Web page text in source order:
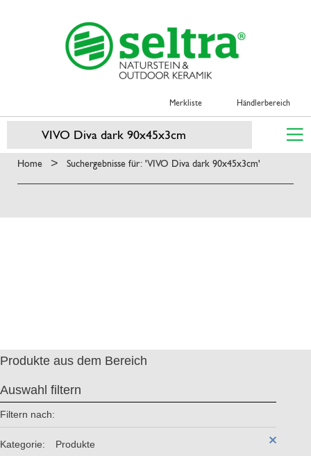
Merkliste Händlerbereich
Home > Suchergebnisse für: 'VIVO Diva dark 90x45x3cm'
Produkte aus dem Bereich
Auswahl filtern
Filtern nach:
Kategorie: Produkte